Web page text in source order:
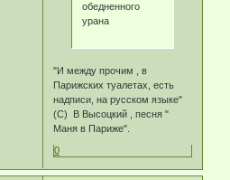
обедненного
урана
"И между прочим , в
Парижских туалетах, есть
надписи, на русском языке"
(С) В Высоцкий , песня "
Маня в Париже".
0